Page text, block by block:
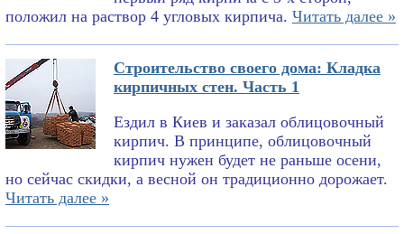
положил на раствор 4 угловых кирпича. Читать далее »
Строительство своего дома: Кладка
кирпичных стен. Часть 1
Ездил в Киев и заказал облицовочный
кирпич. В принципе, облицовочный
кирпич нужен будет не раньше осени,
но сейчас скидки, а весной он традиционно дорожает.
Читать далее »